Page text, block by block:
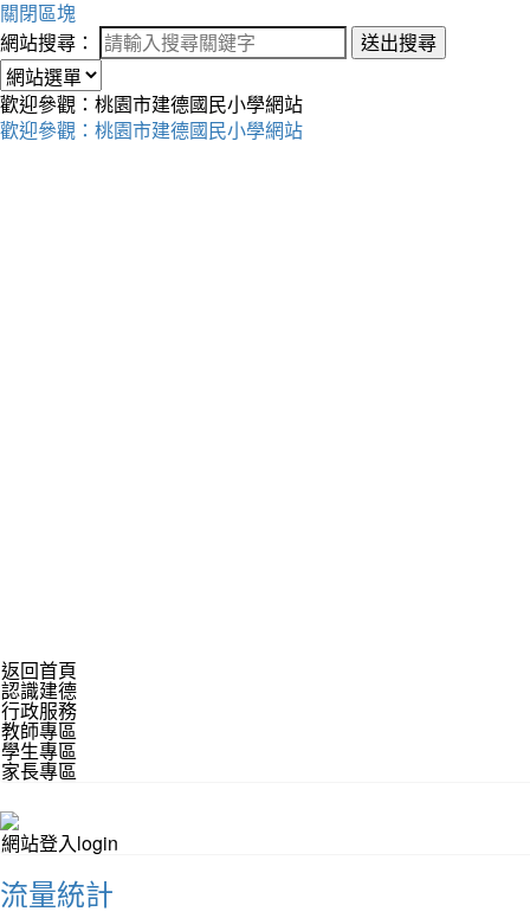
關閉區塊
網站搜尋：
送出搜尋
歡迎參觀：桃園市建德國民小學網站
歡迎參觀：桃園市建德國民小學網站
返回首頁
認識建德
行政服務
教師專區
學生專區
家長專區
網站登入login
流量統計